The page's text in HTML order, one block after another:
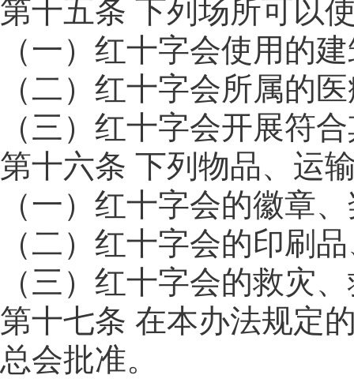
第十五条 下列场所可以
（一）红十字会使用的
（二）红十字会所属的
（三）红十字会开展符
第十六条 下列物品、运
（一）红十字会的徽章
（二）红十字会的印刷
（三）红十字会的救灾
第十七条 在本办法规定
总会批准。